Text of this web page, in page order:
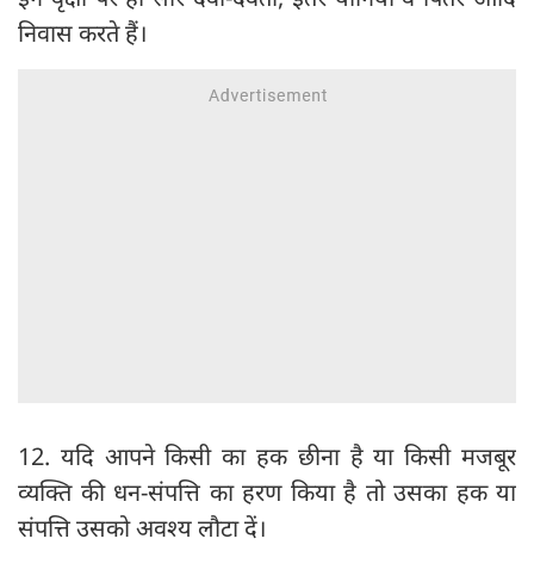
निवास करते हैं।
12. यदि आपने किसी का हक छीना है या किसी मजबूर
व्यक्ति की धन-संपत्ति का हरण किया है तो उसका हक या
संपत्ति उसको अवश्य लौटा दें।